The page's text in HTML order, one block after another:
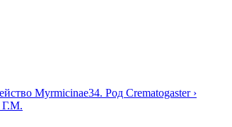
Myrmicinae34. Род Crematogaster ›